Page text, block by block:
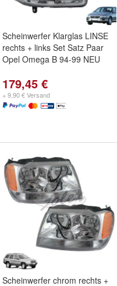
Scheinwerfer Klarglas LINSE
rechts + links Set Satz Paar
Opel Omega B 94-99 NEU
179,45 €
+ 9,90 € Versand
Scheinwerfer chrom rechts +